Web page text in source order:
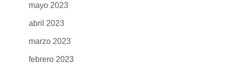
mayo 2023
abril 2023
marzo 2023
febrero 2023